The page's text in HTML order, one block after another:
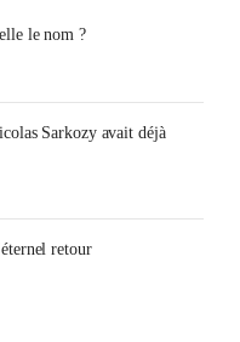
le nom ?
Sarkozy avait déjà
retour